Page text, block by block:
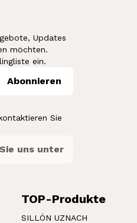
Updates
möchten.
ein.
Abonnieren
Sie
uns unter
TOP-Produkte
SILLÓN UZNACH